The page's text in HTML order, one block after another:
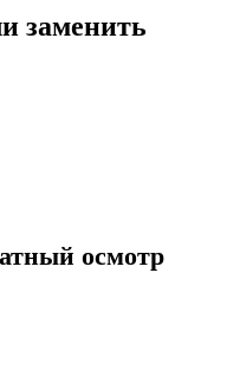
заменить
осмотр